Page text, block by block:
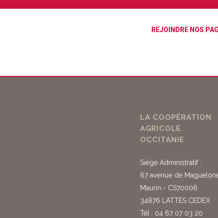
REJOINDRE NOS
LA COOPÉRATION
AGRICOLE
OCCITANIE
Siège Administratif :
67 avenue de
Maurin - CS70006
34876 LATTES CEDEX
Tél : 04 67 07 03 20